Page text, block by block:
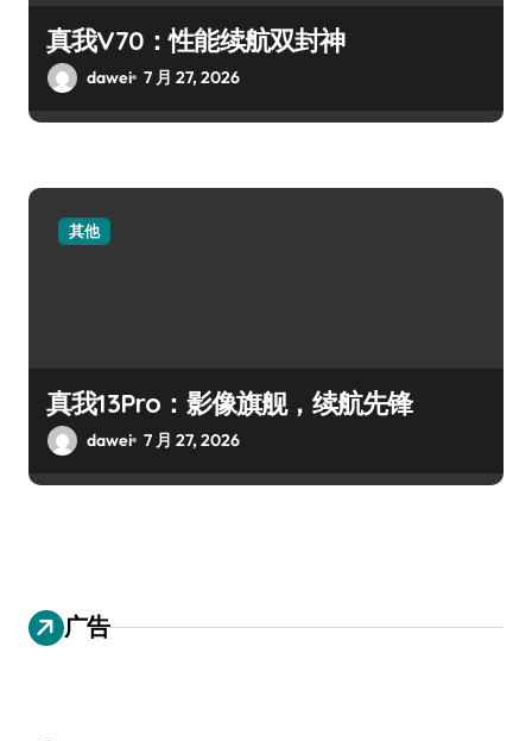
真我V70：性能续航双封神
dawei 7 月 27, 2026
其他
真我13Pro：影像旗舰，续航先锋
dawei 7 月 27, 2026
广告